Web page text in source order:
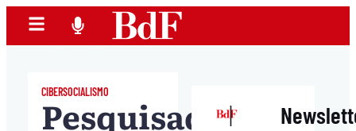
CIBERSOCIALISMO
Pesquisador
|